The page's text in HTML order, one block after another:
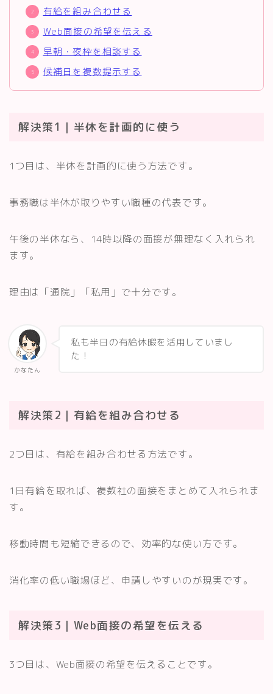
有給を組み合わせる
Web面接の希望を伝える
早朝・夜枠を相談する
候補日を複数提示する
解決策1｜半休を計画的に使う
1つ目は、半休を計画的に使う方法です。
事務職は半休が取りやすい職種の代表です。
午後の半休なら、14時以降の面接が無理なく入れられ
ます。
理由は「通院」「私用」で十分です。
かなたん
私も半日の有給休暇を活用していまし
た！
解決策2｜有給を組み合わせる
2つ目は、有給を組み合わせる方法です。
1日有給を取れば、複数社の面接をまとめて入れられま
す。
移動時間も短縮できるので、効率的な使い方です。
消化率の低い職場ほど、申請しやすいのが現実です。
解決策3｜Web面接の希望を伝える
3つ目は、Web面接の希望を伝えることです。